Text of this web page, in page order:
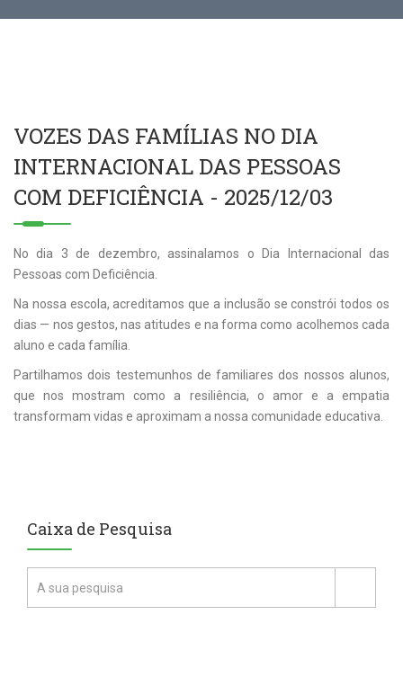
VOZES DAS FAMÍLIAS NO DIA
INTERNACIONAL DAS PESSOAS
COM DEFICIÊNCIA - 2025/12/03
No dia 3 de dezembro, assinalamos o Dia Internacional das
Pessoas com Deficiência.
Na nossa escola, acreditamos que a inclusão se constrói todos os
dias — nos gestos, nas atitudes e na forma como acolhemos cada
aluno e cada família.
Partilhamos dois testemunhos de familiares dos nossos alunos,
que nos mostram como a resiliência, o amor e a empatia
transformam vidas e aproximam a nossa comunidade educativa.
Caixa de Pesquisa